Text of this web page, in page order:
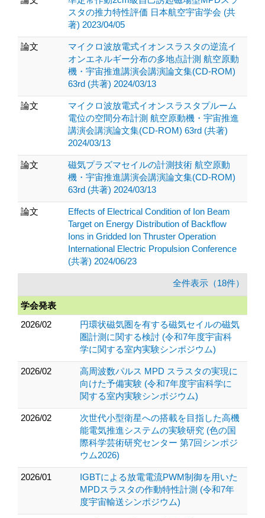
スタの推力特性評価 日本航空宇宙学会 (共
著) 2023/04/05
論文
マイクロ波放電式イオンスラスタの逆流イ
オンエネルギー分布の多地点計測 航空原動
機・宇宙推進講演会講演論文集(CD-ROM)
63rd (共著) 2024/03/13
論文
マイクロ波放電式イオンスラスタプルーム
電位の空間分布計測 航空原動機・宇宙推進
講演会講演論文集(CD-ROM) 63rd (共著)
2024/03/13
論文
磁気プラズマセイルの計測技術 航空原動
機・宇宙推進講演会講演論文集(CD-ROM)
63rd (共著) 2024/03/13
論文
Effects of Electrical Condition of Ion Beam
Target on Energy Distribution of Backflow
Ions in Gridded Ion Thruster Operation
International Electric Propulsion Conference
(共著) 2024/06/23
全件表示（18件）
学会発表
2026/02
円環状磁気圏を有する磁気セイルの磁気
圏計測に関する検討 (令和7年度宇宙科
学に関する室内実験シンポジウム)
2026/02
高周波数パルス MPD スラスタの実現に
向けた予備実験 (令和7年度宇宙科学に
関する室内実験シンポジウム)
2026/02
次世代小型衛星への搭載を目指した高機
能電気推進システムの実験研究 (色の国
際科学芸術研究センター 第7回シンポジ
ウム2026)
2026/01
IGBTによる放電電流PWM制御を用いた
MPDスラスタの作動特性計測 (令和7年
度宇宙輸送シンポジウム)